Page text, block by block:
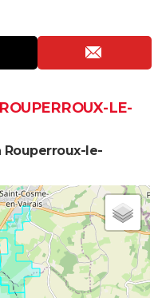
LE-
Rouperroux-le-